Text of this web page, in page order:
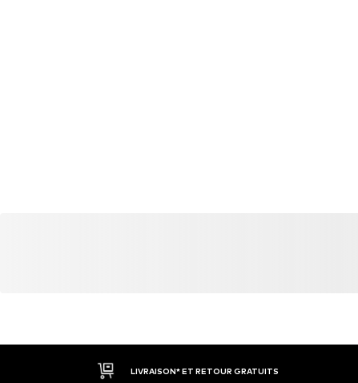
LIVRAISON* ET RETOUR GRATUITS